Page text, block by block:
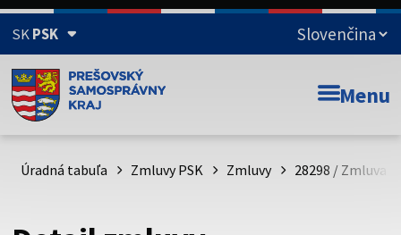
SKPSK
Doména psk.sk je oficiálna
Toto je oficiálna webová stránka Prešovského
psk.sk.
Menu
Úradná tabuľa Zmluvy PSK Zmluvy 28298 / Zmluva